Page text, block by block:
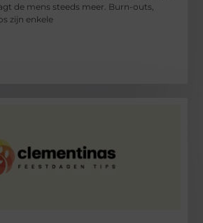
de mens steeds meer. Burn-outs,
zijn enkele